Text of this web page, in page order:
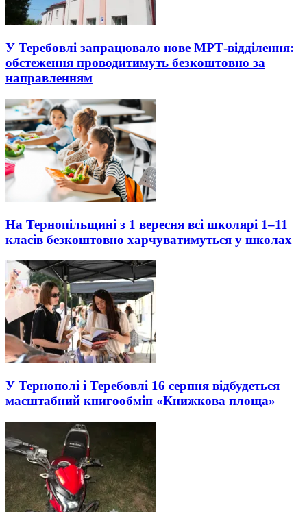
У Теребовлі запрацювало нове МРТ-відділення:
обстеження проводитимуть безкоштовно за
направленням
На Тернопільщині з 1 вересня всі школярі 1–11
класів безкоштовно харчуватимуться у школах
У Тернополі і Теребовлі 16 серпня відбудеться
масштабний книгообмін «Книжкова площа»